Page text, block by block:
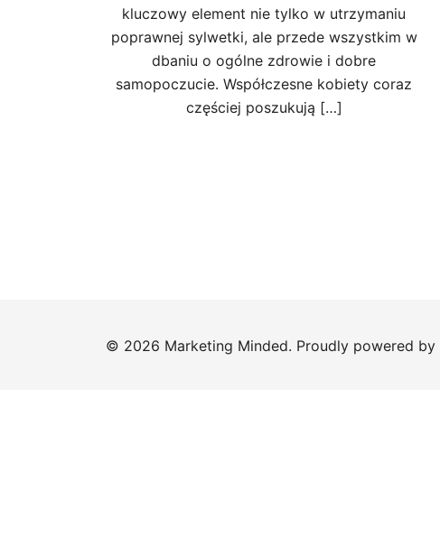
kluczowy element nie tylko w utrzymaniu
poprawnej sylwetki, ale przede wszystkim w
dbaniu o ogólne zdrowie i dobre
samopoczucie. Współczesne kobiety coraz
częściej poszukują […]
© 2026 Marketing Minded. Proudly powered by